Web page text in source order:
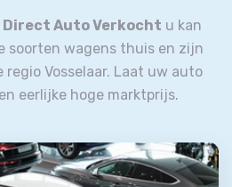
Direct Auto Verkocht u kan
soorten wagens thuis en zijn
Vosselaar. Laat uw auto
eerlijke hoge marktprijs.